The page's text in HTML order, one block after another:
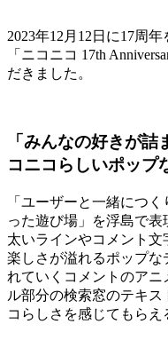
2023年12月12日に17周
「ニコニコ 17th
だきました。
「みんなの好きが
コニコらしいポップ
「ユーザーと一緒につ
った遊び場」を浮島で
太いラインやコメント文
楽しさが溢れるポップ
れていくコメントのアニ
ル部分の検索窓のテキ
コらしさを感じてもらえ